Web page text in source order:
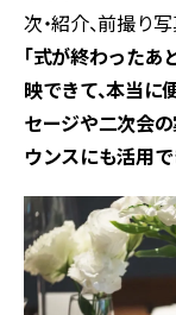
次・紹介、前撮り
「式が終わった
映できて、本当に
セージや二次会
ウンスにも活用で